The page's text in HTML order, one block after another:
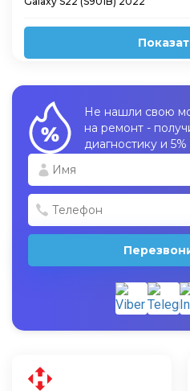
Не нашли свою
на ремонт -
диагностику и